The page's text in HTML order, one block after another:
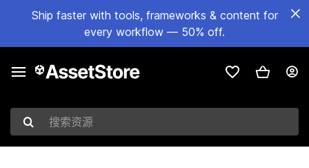
Ship faster with tools, frameworks & content for
every workflow — 50% off.
搜索资源